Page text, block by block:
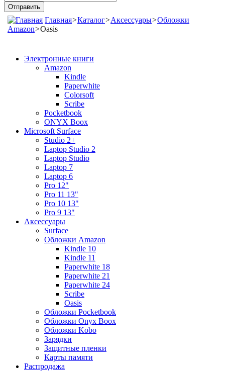
Главная>Каталог>Аксессуары>Обложки
Amazon>Oasis
Электронные книги
Amazon
Kindle
Paperwhite
Colorsoft
Scribe
Pocketbook
ONYX Boox
Microsoft Surface
Studio 2+
Laptop Studio 2
Laptop Studio
Laptop 7
Laptop 6
Pro 12"
Pro 11 13"
Pro 10 13"
Pro 9 13"
Аксессуары
Surface
Обложки Amazon
Kindle 10
Kindle 11
Paperwhite 18
Paperwhite 21
Paperwhite 24
Scribe
Oasis
Обложки Pocketbook
Обложки Onyx Boox
Обложки Kobo
Зарядки
Защитные пленки
Карты памяти
Распродажа